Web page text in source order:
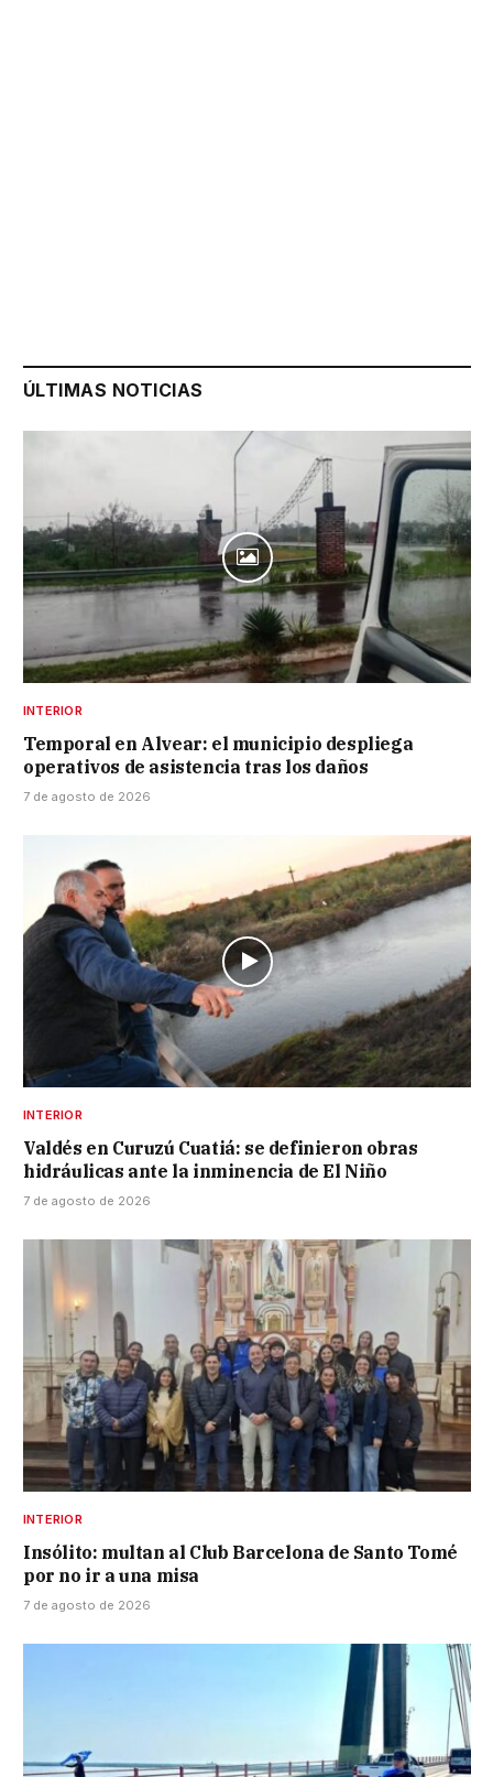
ÚLTIMAS NOTICIAS
INTERIOR
Temporal en Alvear: el municipio despliega
operativos de asistencia tras los daños
7 de agosto de 2026
INTERIOR
Valdés en Curuzú Cuatiá: se definieron obras
hidráulicas ante la inminencia de El Niño
7 de agosto de 2026
INTERIOR
Insólito: multan al Club Barcelona de Santo Tomé
por no ir a una misa
7 de agosto de 2026